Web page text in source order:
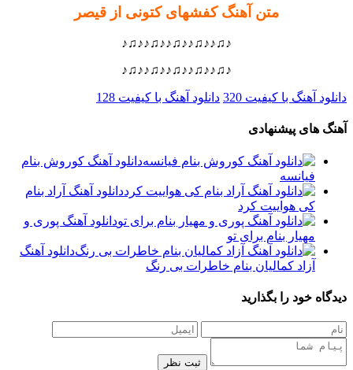
متن آهنگ کفشهای کتونی از قیصر
♪♫♪♪♫♪♪♫♪♪♫♪♪♫♪
♪♫♪♪♫♪♪♫♪♪♫♪♪♫♪
دانلود آهنگ با کیفیت 320 دانلود آهنگ با کیفیت 128
آهنگ های پیشنهادی
دانلود آهنگ کوروش بنام
فیانسه
دانلود آهنگ آراد بنام
کی هواییت کرد
دانلود آهنگ پوری و
مهیار بنام برای تو
دانلود آهنگ
آزاد کمالیان بنام خاطرات بی رنگ
دیدگاه خود را بگذارید
ثبت نظر